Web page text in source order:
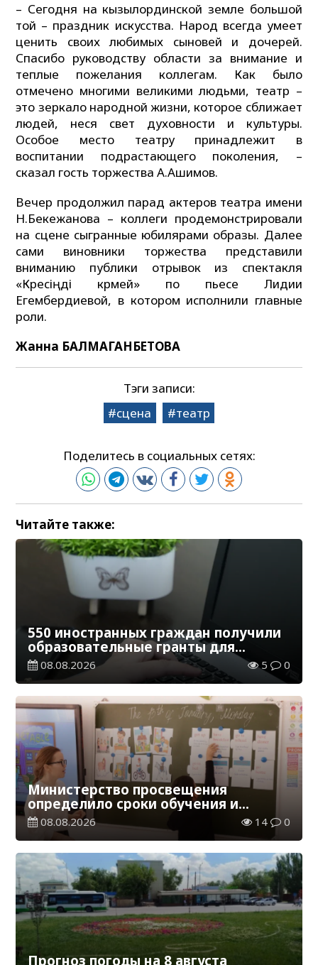
– Сегодня на кызылординской земле большой
той – праздник искусства. Народ всегда умеет
ценить своих любимых сыновей и дочерей.
Спасибо руководству области за внимание и
теплые пожелания коллегам. Как было
отмечено многими великими людьми, театр –
это зеркало народной жизни, которое сближает
людей, неся свет духовности и культуры.
Особое место театру принадлежит в
воспитании подрастающего поколения, –
сказал гость торжества А.Ашимов.
Вечер продолжил парад актеров театра имени
Н.Бекежанова – коллеги продемонстрировали
на сцене сыгранные юбилярами образы. Далее
сами виновники торжества представили
вниманию публики отрывок из спектакля
«Көресіңді көрмей» по пьесе Лидии
Егембердиевой, в котором исполнили главные
роли.
Жанна БАЛМАГАНБЕТОВА
Тэги записи:
сцена
театр
Поделитесь в социальных сетях:
Читайте также:
550 иностранных граждан получили
образовательные гранты для
обучения в Казахстане
08.08.2026 5 0
Министерство просвещения
определило сроки обучения и
каникул на 2026-2027 учебный год
08.08.2026 14 0
Прогноз погоды на 8 августа